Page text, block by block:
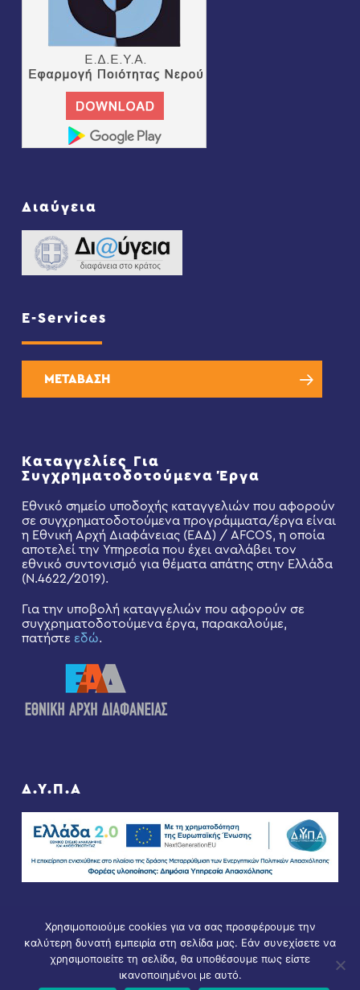
Διαύγεια
E-Services
ΜΕΤΑΒΑΣΗ
Καταγγελίες Για
Συγχρηματοδοτούμενα Έργα
Εθνικό σημείο υποδοχής καταγγελιών που αφορούν
σε συγχρηματοδοτούμενα προγράμματα/έργα είναι
η Εθνική Αρχή Διαφάνειας (ΕΑΔ) / AFCOS, η οποία
αποτελεί την Υπηρεσία που έχει αναλάβει τον
εθνικό συντονισμό για θέματα απάτης στην Ελλάδα
(Ν.4622/2019).
Για την υποβολή καταγγελιών που αφορούν σε
συγχρηματοδοτούμενα έργα, παρακαλούμε,
πατήστε εδώ.
Δ.Υ.Π.Α
© Copyright 2021 - All Rights Reserved. D & D by
Χρησιμοποιούμε cookies για να σας προσφέρουμε την
καλύτερη δυνατή εμπειρία στη σελίδα μας. Εάν συνεχίσετε να
χρησιμοποιείτε τη σελίδα, θα υποθέσουμε πως είστε
ικανοποιημένοι με αυτό.